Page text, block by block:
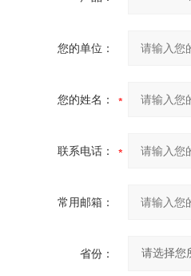
您的单位：
您的姓名：
联系电话：
常用邮箱：
省份：